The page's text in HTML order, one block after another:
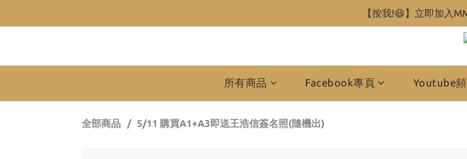
【按我!😆】立即加入
所有商品 Facebook專頁 Youtube
全部商品 5/11 購買A1+A3即送王浩信簽名照(隨機出)